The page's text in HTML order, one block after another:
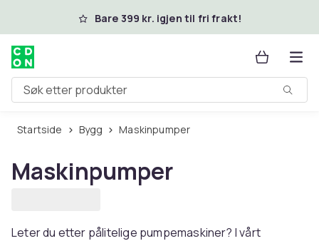
Hopp til hovedinnholdBare 399 kr. igjen til fri frakt!
Søk etter produkter
Startside Bygg Maskinpumper
Maskinpumper
Leter du etter pålitelige pumpemaskiner? I vårt